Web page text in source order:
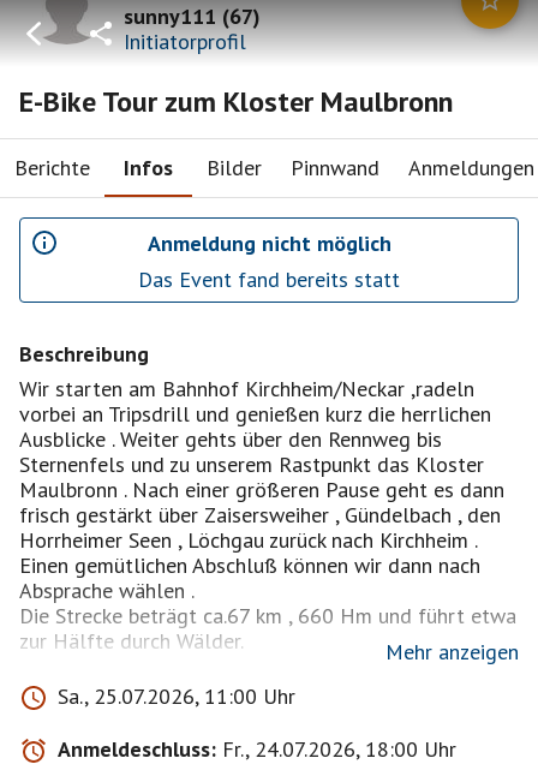
sunny111(67)
Initiatorprofil
E-Bike Tour zum Kloster Maulbronn
Berichte Infos Bilder Pinnwand Anmeldungen
Anmeldung nicht möglich
Das Event fand bereits statt
Beschreibung
Wir starten am Bahnhof Kirchheim/Neckar ,radeln
vorbei an Tripsdrill und genießen kurz die herrlichen
Ausblicke . Weiter gehts über den Rennweg bis
Sternenfels und zu unserem Rastpunkt das Kloster
Maulbronn . Nach einer größeren Pause geht es dann
frisch gestärkt über Zaisersweiher , Gündelbach , den
Horrheimer Seen , Löchgau zurück nach Kirchheim .
Einen gemütlichen Abschluß können wir dann nach
Absprache wählen .
Die Strecke beträgt ca.67 km , 660 Hm und führt etwa
zur Hälfte durch Wälder.
Jeder ist für sich und sein Fahrzeug selbst
verantwortlich , sowie Helmtragepflicht !
Dies ist eine private Veranstaltung und Initiator
schließt somit jegliche Haftung aus !
Mehr anzeigen
Sa., 25.07.2026, 11:00 Uhr
Anmeldeschluss: Fr., 24.07.2026, 18:00 Uhr